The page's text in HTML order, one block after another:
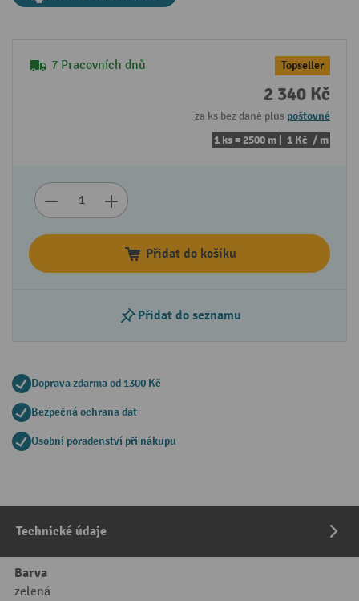
7 Pracovních dnů Topseller
2 340 Kč
za ks bez daně plus poštovné
1 ks = 2500 m | 1 Kč / m
Přidat do košíku
Přidat do seznamu
Doprava zdarma od 1300 Kč
Bezpečná ochrana dat
Osobní poradenství při nákupu
Technické údaje
Barva
zelená